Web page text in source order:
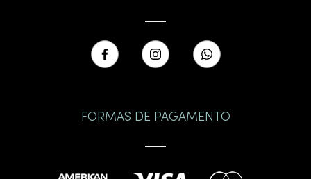
FORMAS DE PAGAMENTO